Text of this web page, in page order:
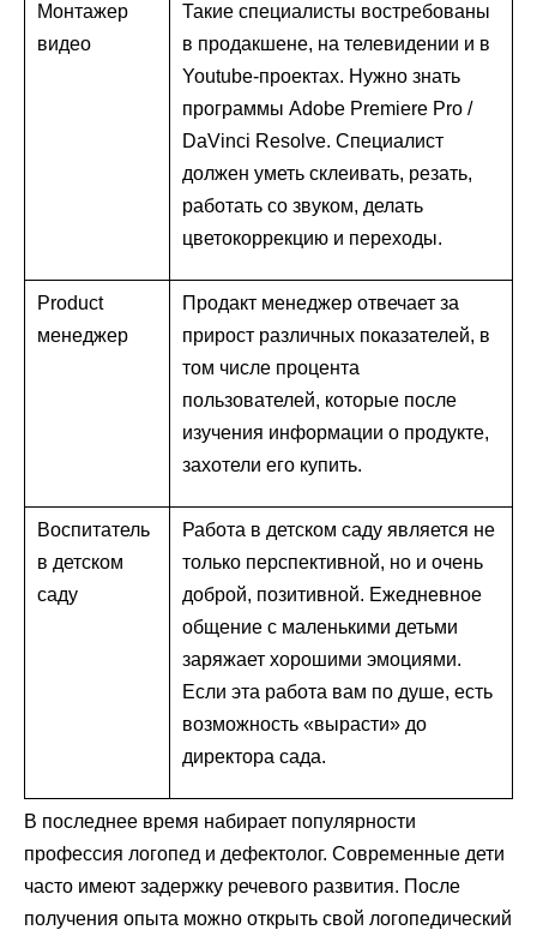
Монтажер
видео
Такие специалисты востребованы
в продакшене, на телевидении и в
Youtube-проектах. Нужно знать
программы Adobe Premiere Pro /
DaVinci Resolve. Специалист
должен уметь склеивать, резать,
работать со звуком, делать
цветокоррекцию и переходы.
Product
менеджер
Продакт менеджер отвечает за
прирост различных показателей, в
том числе процента
пользователей, которые после
изучения информации о продукте,
захотели его купить.
Воспитатель
в детском
саду
Работа в детском саду является не
только перспективной, но и очень
доброй, позитивной. Ежедневное
общение с маленькими детьми
заряжает хорошими эмоциями.
Если эта работа вам по душе, есть
возможность «вырасти» до
директора сада.
В последнее время набирает популярности
профессия логопед и дефектолог. Современные дети
часто имеют задержку речевого развития. После
получения опыта можно открыть свой логопедический